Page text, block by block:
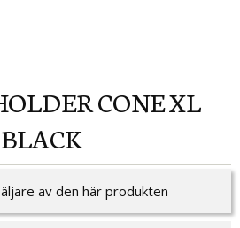
BLACK
av den här produkten